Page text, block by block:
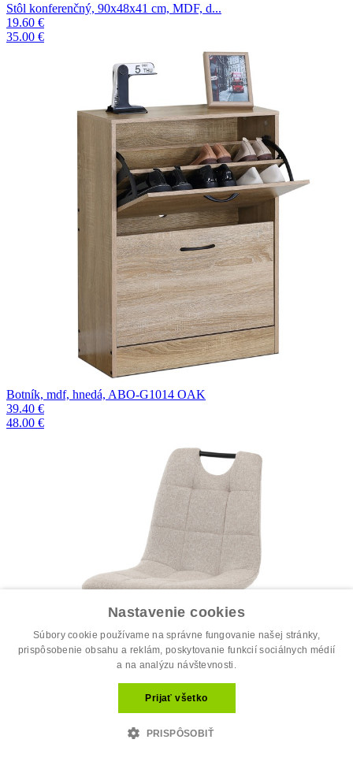
Stôl konferenčný, 90x48x41 cm, MDF, d...
19.60 €
35.00 €
Botník, mdf, hnedá, ABO-G1014 OAK
39.40 €
48.00 €
Nastavenie cookies
Súbory cookie používame na správne fungovanie našej stránky,
prispôsobenie obsahu a reklám, poskytovanie funkcií sociálnych médií
a na analýzu návštevnosti.
Prijať všetko
PRISPÔSOBIŤ